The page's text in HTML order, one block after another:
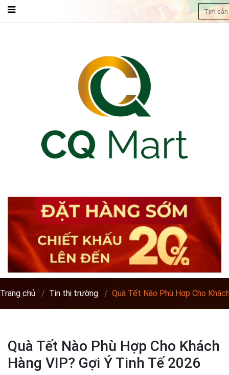
Trang chủ Tin thị trường Quà Tết Nào Phù Hợp Cho
Quà Tết Nào Phù Hợp Cho Khách
Hàng VIP? Gợi Ý Tinh Tế 2026